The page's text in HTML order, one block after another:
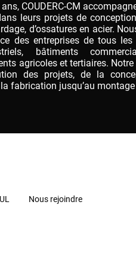
COUDERC-CM
leurs projets de
d’ossatures en acier.
des entreprises de tous les
bâtiments
agricoles et tertiaires.
des projets, de la
la fabrication jusqu’au
Nous rejoindre